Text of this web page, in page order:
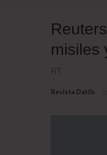
misiles
RT
Revista Dat0s